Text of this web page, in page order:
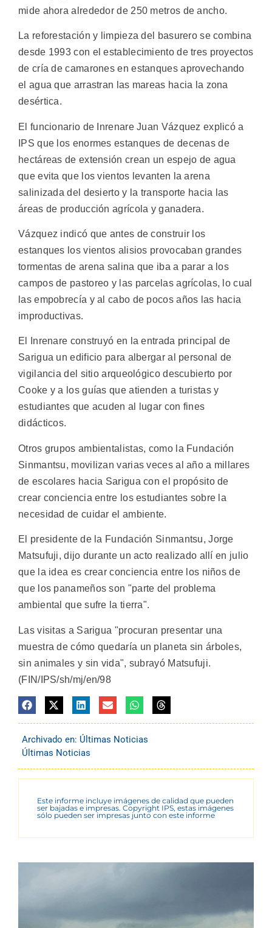
mide ahora alrededor de 250 metros de ancho.
La reforestación y limpieza del basurero se combina
desde 1993 con el establecimiento de tres proyectos
de cría de camarones en estanques aprovechando
el agua que arrastran las mareas hacia la zona
desértica.
El funcionario de Inrenare Juan Vázquez explicó a
IPS que los enormes estanques de decenas de
hectáreas de extensión crean un espejo de agua
que evita que los vientos levanten la arena
salinizada del desierto y la transporte hacia las
áreas de producción agrícola y ganadera.
Vázquez indicó que antes de construir los
estanques los vientos alisios provocaban grandes
tormentas de arena salina que iba a parar a los
campos de pastoreo y las parcelas agrícolas, lo cual
las empobrecía y al cabo de pocos años las hacia
improductivas.
El Inrenare construyó en la entrada principal de
Sarigua un edificio para albergar al personal de
vigilancia del sitio arqueológico descubierto por
Cooke y a los guías que atienden a turistas y
estudiantes que acuden al lugar con fines
didácticos.
Otros grupos ambientalistas, como la Fundación
Sinmantsu, movilizan varias veces al año a millares
de escolares hacia Sarigua con el propósito de
crear conciencia entre los estudiantes sobre la
necesidad de cuidar el ambiente.
El presidente de la Fundación Sinmantsu, Jorge
Matsufuji, dijo durante un acto realizado allí en julio
que la idea es crear conciencia entre los niños de
que los panameños son "parte del problema
ambiental que sufre la tierra".
Las visitas a Sarigua "procuran presentar una
muestra de cómo quedaría un planeta sin árboles,
sin animales y sin vida", subrayó Matsufuji.
(FIN/IPS/sh/mj/en/98
Archivado en: Últimas Noticias
Últimas Noticias
Este informe incluye imágenes de calidad que pueden
ser bajadas e impresas. Copyright IPS, estas imágenes
sólo pueden ser impresas junto con este informe